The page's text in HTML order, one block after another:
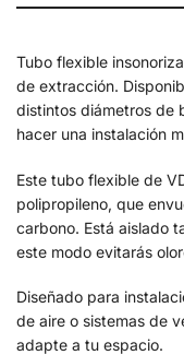
Tubo flexible
de extracción.
distintos diámetros de
hacer una instalación
Este tubo flexible de
polipropileno, que
carbono. Está aislado
este modo evitarás
Diseñado para
de aire o sistemas de
adapte a tu espacio.